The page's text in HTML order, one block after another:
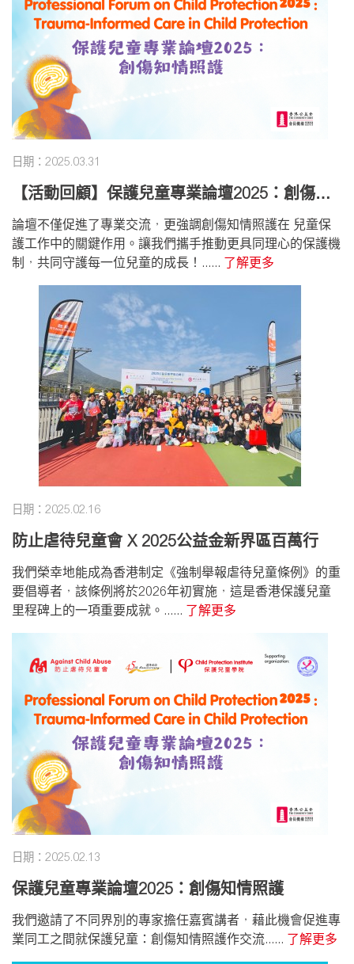
日期：2025.03.31
【活動回顧】保護兒童專業論壇2025：創傷知
論壇不僅促進了專業交流，更強調創傷知情照護在 兒童保
護工作中的關鍵作用。讓我們攜手推動更具同理心的保護機
制，共同守護每一位兒童的成長！...... 了解更多
日期：2025.02.16
防止虐待兒童會 X 2025公益金新界區百萬行
我們榮幸地能成為香港制定《強制舉報虐待兒童條例》的重
要倡導者，該條例將於2026年初實施，這是香港保護兒童
里程碑上的一項重要成就。...... 了解更多
日期：2025.02.13
保護兒童專業論壇2025：創傷知情照護
我們邀請了不同界別的專家擔任嘉賓講者，藉此機會促進專
業同工之間就保護兒童：創傷知情照護作交流...... 了解更多